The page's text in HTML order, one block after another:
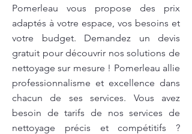
Pomerleau vous propose des prix
adaptés à votre espace, vos besoins et
votre budget. Demandez un devis
gratuit pour découvrir nos solutions de
nettoyage sur mesure ! Pomerleau allie
professionnalisme et excellence dans
chacun de ses services. Vous avez
besoin de tarifs de nos services de
nettoyage précis et compétitifs ?